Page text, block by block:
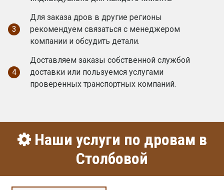
3
Для заказа дров в другие регионы
рекомендуем связаться с менеджером
компании и обсудить детали.
4
Доставляем заказы собственной службой
доставки или пользуемся услугами
проверенных транспортных компаний.
Наши услуги по дровам в
Столбовой